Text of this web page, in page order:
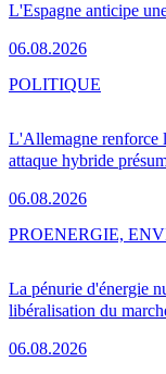
L'Espagne anticipe
06.08.2026
L'Allemagne renforce
attaque hybride
06.08.2026
POLITIQUE
La pénurie d'énergie
libéralisation du
06.08.2026
PROENERGIE,